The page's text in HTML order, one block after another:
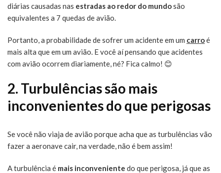
diárias causadas nas estradas ao redor do mundosão
equivalentes a 7 quedas de avião.
Portanto, a probabilidade de sofrer um acidente em um carroé
mais alta que em um avião. E você aí pensando que acidentes
com avião ocorrem diariamente, né? Fica calmo! 😊
2. Turbulências são mais
inconvenientes do que perigosas
Se você não viaja de avião porque acha que as turbulências vão
fazer a aeronave cair, na verdade, não é bem assim!
A turbulência é mais inconveniente do que perigosa, já que as